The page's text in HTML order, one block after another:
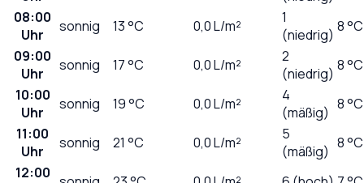
08:00
Uhr
sonnig 13°C 0,0L/m²
1
(niedrig) 8 °C
09:00
Uhr
sonnig 17°C 0,0L/m²
2
(niedrig) 8 °C
10:00
Uhr
sonnig 19°C 0,0L/m²
4
(mäßig) 8 °C
11:00
Uhr
sonnig 21 °C 0,0L/m²
5
(mäßig) 8 °C
12:00